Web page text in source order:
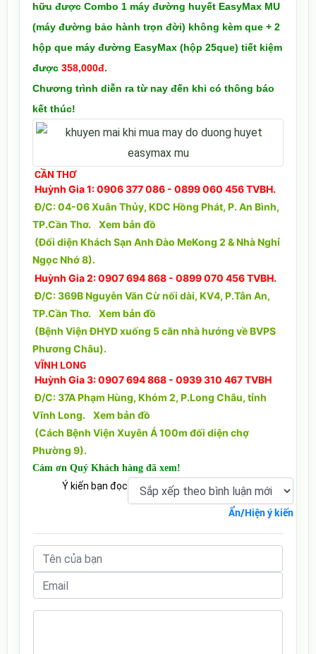
hữu được Combo 1 máy đường huyết EasyMax MU
(máy đường bảo hành trọn đời) không kèm que + 2
hộp que máy đường EasyMax (hộp 25que) tiết kiệm
được 358,000đ.
Chương trình diễn ra từ nay đến khi có thông báo
kết thúc!
CẦN THƠ
Huỳnh Gia 1: 0906 377 086 - 0899 060 456 TVBH.
Đ/C: 04-06 Xuân Thủy, KDC Hồng Phát, P. An Bình,
TP.Cần Thơ.
Xem bản đồ
(Đối diện Khách Sạn Anh Đào MeKong 2 & Nhà Nghỉ
Ngọc Nhớ 8).
Huỳnh Gia 2: 0907 694 868 - 0899 070 456 TVBH.
Đ/C: 369B Nguyễn Văn Cừ nối dài, KV4, P.Tân An,
TP.Cần Thơ.
Xem bản đồ
(Bệnh Viện ĐHYD xuống 5 căn nhà hướng về BVPS
Phương Châu).
VĨNH LONG
Huỳnh Gia 3: 0907 694 868 - 0939 310 467 TVBH
Đ/C: 37A Phạm Hùng, Khóm 2, P.Long Châu, tỉnh
Vĩnh Long.
Xem bản đồ
(Cách Bệnh Viện Xuyên Á 100m đối diện chợ
Phường 9).
Cảm ơn Quý Khách hàng đã xem!
Ý kiến bạn đọc
Ẩn/Hiện ý kiến